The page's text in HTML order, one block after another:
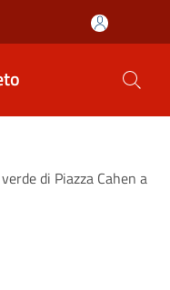
di Piazza Cahen a